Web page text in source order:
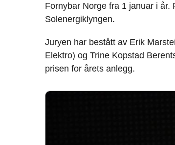
Fornybar Norge fra 1 januar i
Solenergiklyngen.
Juryen har bestått av Erik
Elektro) og Trine Kopstad
prisen for årets anlegg.